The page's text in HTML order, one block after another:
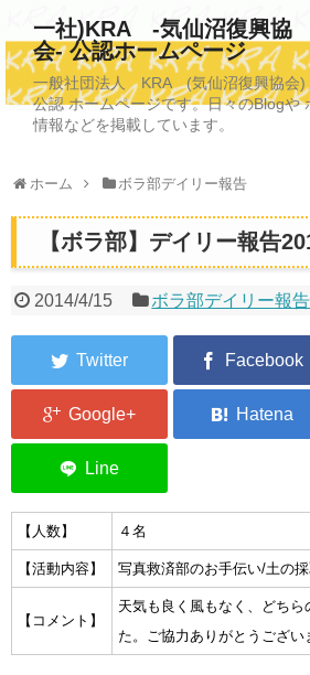
一社)KRA -気仙沼復興協
会- 公認ホームページ
一般社団法人 KRA (気仙沼復興協会)
公認 ホームページです。日々のBlogや
情報などを掲載しています。
ホーム ボラ部デイリー報告
【ボラ部】デイリー報告
2014/4/15 ボラ部デイリー報告
【人数】 ４名
【活動内容】 写真救済部のお手伝い/土の
【コメント】
天気も良く風もなく、どち
た。ご協力ありがとうござい
TOPページ
KRAについて
写真救済事業
福祉事業
埋蔵発掘/資料整備事業
2026年3月11日捜索活動ボラン
集中捜索活動の記録
ボランティア募集要項
ボランティアさん集合写真館